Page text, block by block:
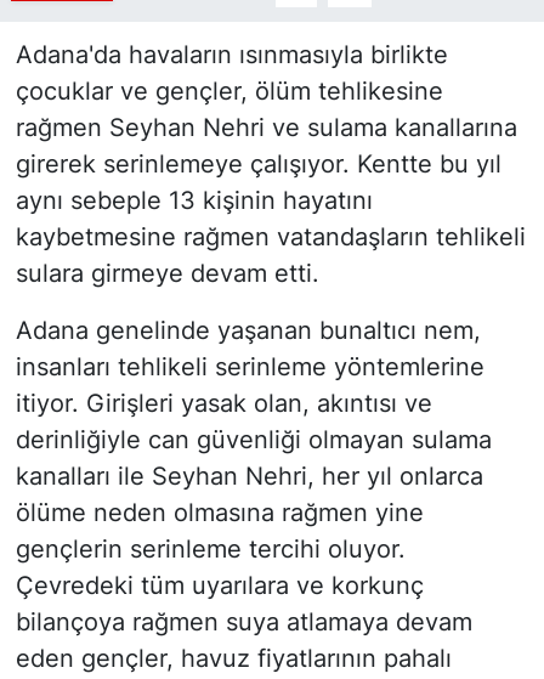
Adana'da havaların ısınmasıyla birlikte
çocuklar ve gençler, ölüm tehlikesine
rağmen Seyhan Nehri ve sulama kanallarına
girerek serinlemeye çalışıyor. Kentte bu yıl
aynı sebeple 13 kişinin hayatını
kaybetmesine rağmen vatandaşların tehlikeli
sulara girmeye devam etti.
Adana genelinde yaşanan bunaltıcı nem,
insanları tehlikeli serinleme yöntemlerine
itiyor. Girişleri yasak olan, akıntısı ve
derinliğiyle can güvenliği olmayan sulama
kanalları ile Seyhan Nehri, her yıl onlarca
ölüme neden olmasına rağmen yine
gençlerin serinleme tercihi oluyor.
Çevredeki tüm uyarılara ve korkunç
bilançoya rağmen suya atlamaya devam
eden gençler, havuz fiyatlarının pahalı